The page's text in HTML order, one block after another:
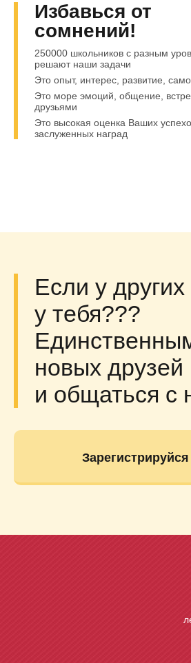
Избавься от
сомнений!
250000 школьников с разным
решают наши задачи
Это опыт, интерес, развитие,
Это море эмоций, общение,
друзьями
Это высокая оценка Ваших
заслуженных наград
Если у
у тебя???
новых друзей
и общаться с